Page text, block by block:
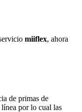
miiflex, ahora
de primas de
por lo cual las